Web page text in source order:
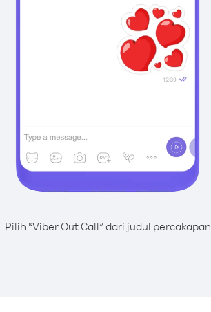
Pilih “Viber Out Call” dari judul percakapan